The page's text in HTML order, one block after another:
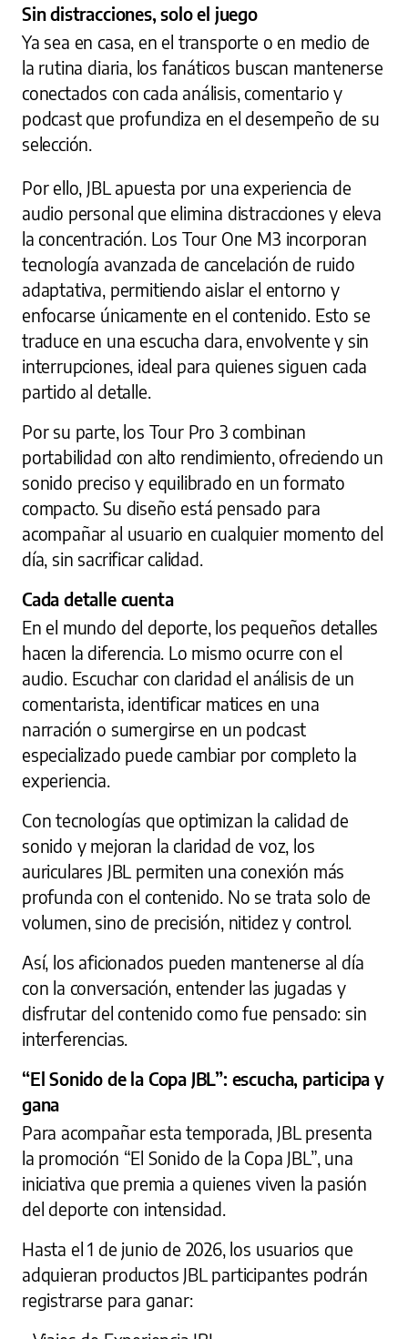
Sin distracciones, solo el juego
Ya sea en casa, en el transporte o en medio de
la rutina diaria, los fanáticos buscan mantenerse
conectados con cada análisis, comentario y
podcast que profundiza en el desempeño de su
selección.
Por ello, JBL apuesta por una experiencia de
audio personal que elimina distracciones y eleva
la concentración. Los Tour One M3 incorporan
tecnología avanzada de cancelación de ruido
adaptativa, permitiendo aislar el entorno y
enfocarse únicamente en el contenido. Esto se
traduce en una escucha clara, envolvente y sin
interrupciones, ideal para quienes siguen cada
partido al detalle.
Por su parte, los Tour Pro 3 combinan
portabilidad con alto rendimiento, ofreciendo un
sonido preciso y equilibrado en un formato
compacto. Su diseño está pensado para
acompañar al usuario en cualquier momento del
día, sin sacrificar calidad.
Cada detalle cuenta
En el mundo del deporte, los pequeños detalles
hacen la diferencia. Lo mismo ocurre con el
audio. Escuchar con claridad el análisis de un
comentarista, identificar matices en una
narración o sumergirse en un podcast
especializado puede cambiar por completo la
experiencia.
Con tecnologías que optimizan la calidad de
sonido y mejoran la claridad de voz, los
auriculares JBL permiten una conexión más
profunda con el contenido. No se trata solo de
volumen, sino de precisión, nitidez y control.
Así, los aficionados pueden mantenerse al día
con la conversación, entender las jugadas y
disfrutar del contenido como fue pensado: sin
interferencias.
“El Sonido de la Copa JBL”: escucha, participa y
gana
Para acompañar esta temporada, JBL presenta
la promoción “El Sonido de la Copa JBL”, una
iniciativa que premia a quienes viven la pasión
del deporte con intensidad.
Hasta el 1 de junio de 2026, los usuarios que
adquieran productos JBL participantes podrán
registrarse para ganar: